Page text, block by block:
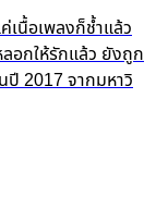
เนื้อเพลงก็ช้ำแล้ว
ลอกให้รักแล้ว ยังถูก
2017 จากมหาวิ